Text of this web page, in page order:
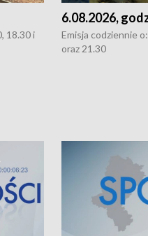
18.30 i
6.08.2026,
Emisja codziennie
oraz 21.30